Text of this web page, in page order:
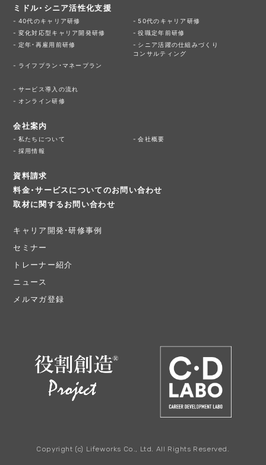
ミドル・シニア活性化支援
40代のキャリア研修
50代のキャリア研修
変化対応型キャリア開発研修
役職定年前研修
定年・再雇用前研修
シニア活躍の仕組みづくり
コンサルティング
ライフプラン・マネープラン
サービス導入の流れ
オンライン研修
会社案内
私たちについて
会社概要
採用情報
資料請求
料金・サービスについてのお問い合わせ
取材に関するお問い合わせ
キャリア開発・研修事例
セミナー
トレーナー紹介
ニュース
メルマガ登録
Copyright (c) Lifeworks Co., Ltd. All Rights Reserved.